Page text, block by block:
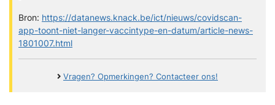
Bron: https://datanews.knack.be/ict/nieuws/covidscan-
app-toont-niet-langer-vaccintype-en-datum/article-news-
1801007.html
Vragen? Opmerkingen? Contacteer ons!